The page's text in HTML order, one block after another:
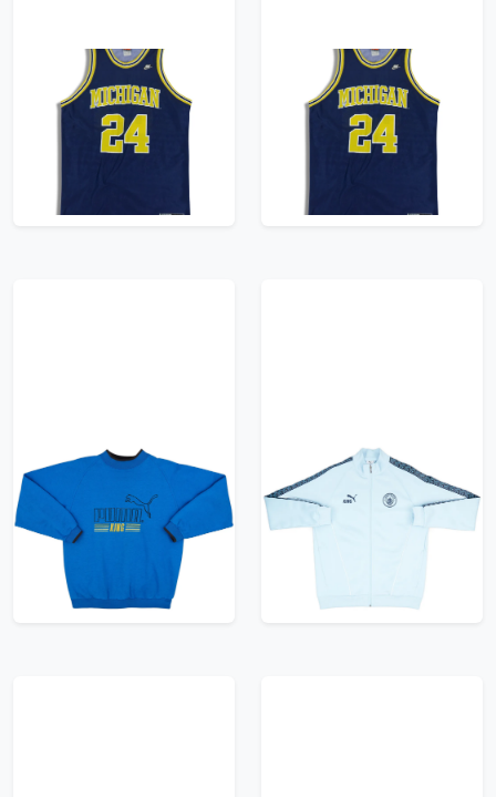
1991-95 Michigan
Wolverines King #24
Nike Jersey (Away) L
71.99£ · ca. €85
1991-95 Michigan
Wolverines King #24
Nike Jersey (Away) L
71.99£ · ca. €85
1990s Puma King
Sweat Top - 8/10 - (M)
71.99£ · ca. €85
2025-26 Manchester
City Puma King
Anthem Jacket